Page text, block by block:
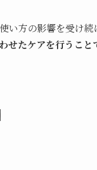
方の影響を受け続
せたケアを行うこ